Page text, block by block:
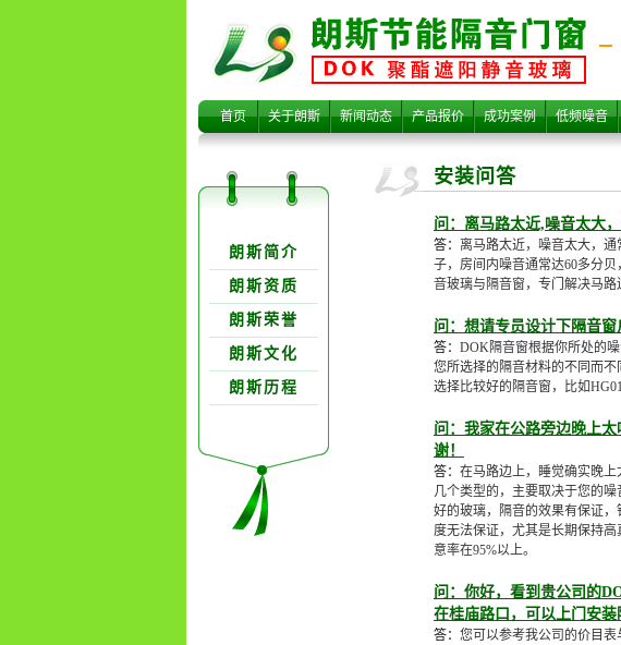
安装问答
首页 关于朗斯 新闻动态 产品报价 成功案例 低频噪音
安装问答
问：离马路太近,噪音太大
答： 离马路太近，噪音太大，
子，房间内噪音通常达60多分
音玻璃与隔音窗，专门解决马
问：想请专员设计下隔音窗
答： DOK隔音窗根据你所处的
您所选择的隔音材料的不同而
选择比较好的隔音窗，比如
问：我家在公路旁边晚上
谢！
答： 在马路边上，睡觉确实晚
几个类型的，主要取决于您的
好的玻璃，隔音的效果有保证
度无法保证，尤其是长期保持
意率在95%以上。
问：你好，看到贵公司的
在桂庙路口，可以上门安装
答： 您可以参考我公司的价目表
朗斯简介
朗斯资质
朗斯荣誉
朗斯文化
朗斯历程